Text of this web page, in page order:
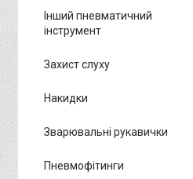
Інший пневматичний
інструмент
Захист слуху
Накидки
Зварювальні рукавички
Пневмофітинги